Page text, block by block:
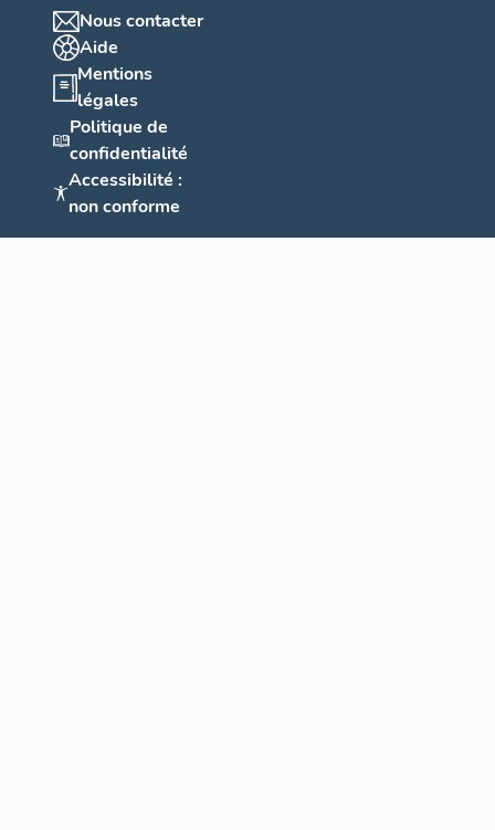
Nous contacter
Aide
Mentions
légales
Politique de
confidentialité
Accessibilité :
non conforme